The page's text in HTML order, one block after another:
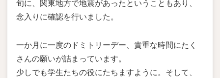
旬に、関東地方で地震があったということもあり、
念入りに確認を行いました。
一か月に一度のドミトリーデー、貴重な時間にたく
さんの願いが詰まっています。
少しでも学生たちの役にたちますように。そして、